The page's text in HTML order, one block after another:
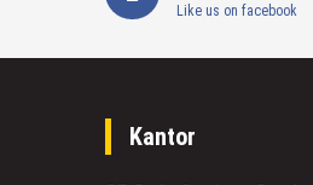
Like us on facebook
Kantor